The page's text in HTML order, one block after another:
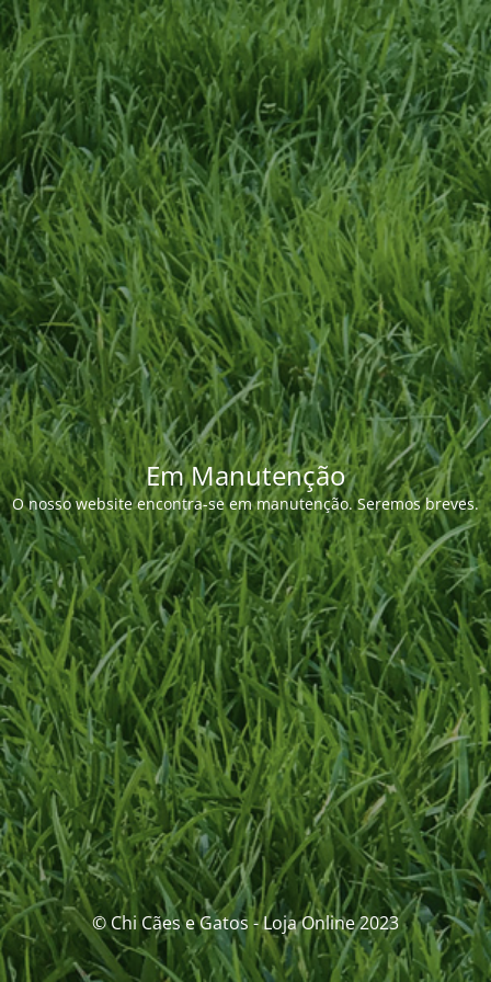
Em Manutenção
O nosso website encontra-se em manutenção. Seremos breves.
© Chi Cães e Gatos - Loja Online 2023